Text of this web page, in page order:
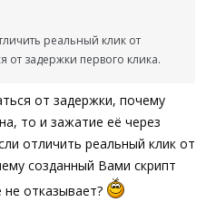
реальный клик от
от задержки первого клика.
от задержки, почему
то и зажатие её через
отличить реальный клик от
созданный Вами скрипт
отказывает?